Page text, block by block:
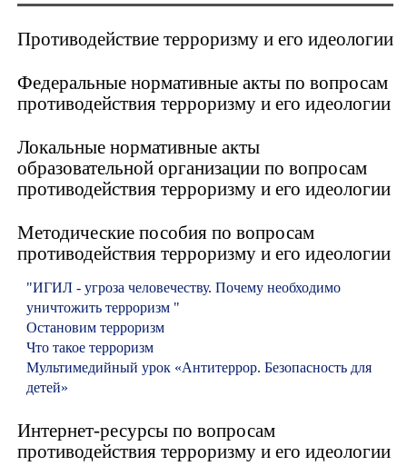
Противодействие терроризму и его идеологии
Федеральные нормативные акты по вопросам
противодействия терроризму и его идеологии
Локальные нормативные акты
образовательной организации по вопросам
противодействия терроризму и его идеологии
Методические пособия по вопросам
противодействия терроризму и его идеологии
"ИГИЛ - угроза человечеству. Почему необходимо
уничтожить терроризм "
Остановим терроризм
Что такое терроризм
Мультимедийный урок «Антитеррор. Безопасность для
детей»
Интернет-ресурсы по вопросам
противодействия терроризму и его идеологии